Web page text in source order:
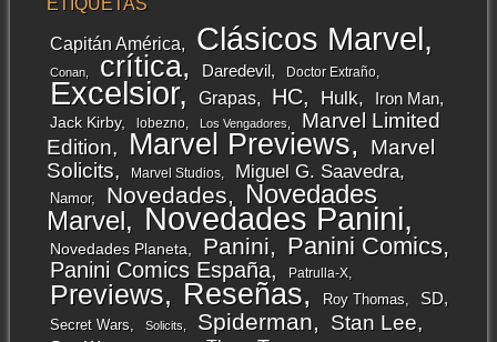
ETIQUETAS
Capitán América Clásicos Marvel
Conan crítica Daredevil Doctor Extraño
Excelsior Grapas HC Hulk Iron Man
Jack Kirby lobezno Los Vengadores
Marvel Limited
Edition
Marvel Previews
Marvel
Solicits
Marvel Studios Miguel G. Saavedra
Namor Novedades
Novedades
Marvel
Novedades Panini
Novedades Planeta Panini Panini Comics
Panini Comics España Patrulla-X
Previews Reseñas Roy Thomas SD
Secret Wars Solicits Spiderman Stan Lee